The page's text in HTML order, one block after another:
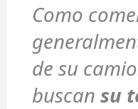
Como
de su
buscan su